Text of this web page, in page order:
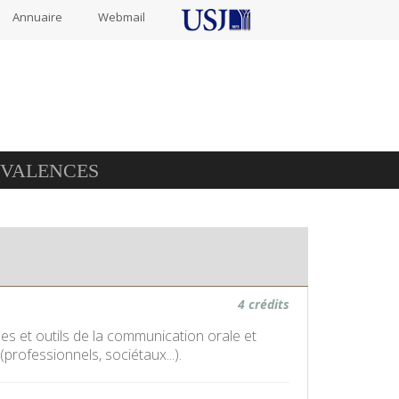
Annuaire Webmail
4 crédits
et outils de la communication orale et
sociétaux...).